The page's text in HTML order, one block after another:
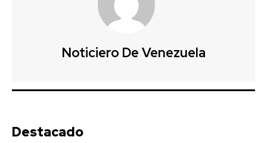
Noticiero De Venezuela
Destacado